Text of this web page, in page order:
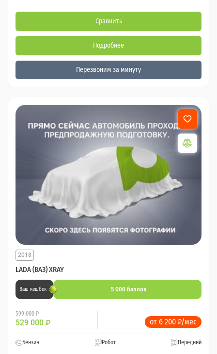
Сравнить
Подробнее
Перезвоним за минуту
LADA (ВАЗ) XRAY
2018
Ваш кешбек 5 000 баллов
599 000 ₽
529 000 ₽ от 6 200 ₽/мес
Бензин Робот Передний